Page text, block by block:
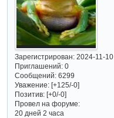
Зарегистрирован: 2024-11-10
Приглашений:0
Сообщений:6299
Уважение: [+125/-0]
Позитив: [+0/-0]
Провел на форуме:
20 дней 2 часа